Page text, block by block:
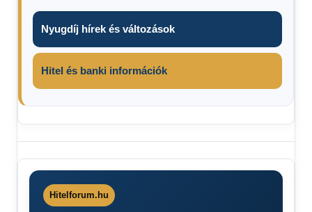
Nyugdíj hírek és változások
Hitel és banki információk
rendkívüli
VÖRÖSHitelforum.hu